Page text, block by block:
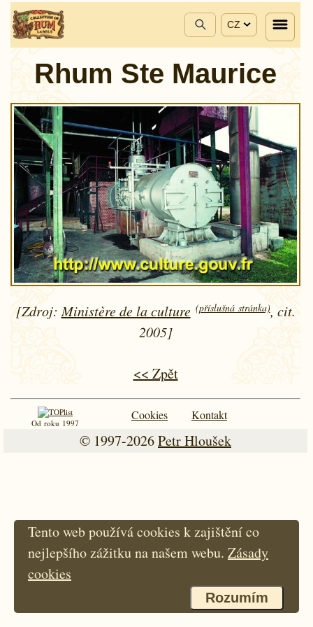
CZ
Rhum Ste Maurice
[Zdroj: Ministère de la culture (příslušná stránka), cit.
2005]
<< Zpět
Od roku 1997
Cookies Kontakt
© 1997-2026Petr Hloušek
Tento web používá cookies k zajištění co
nejlepšího zážitku na našem webu. Zásady
cookies
Rozumím